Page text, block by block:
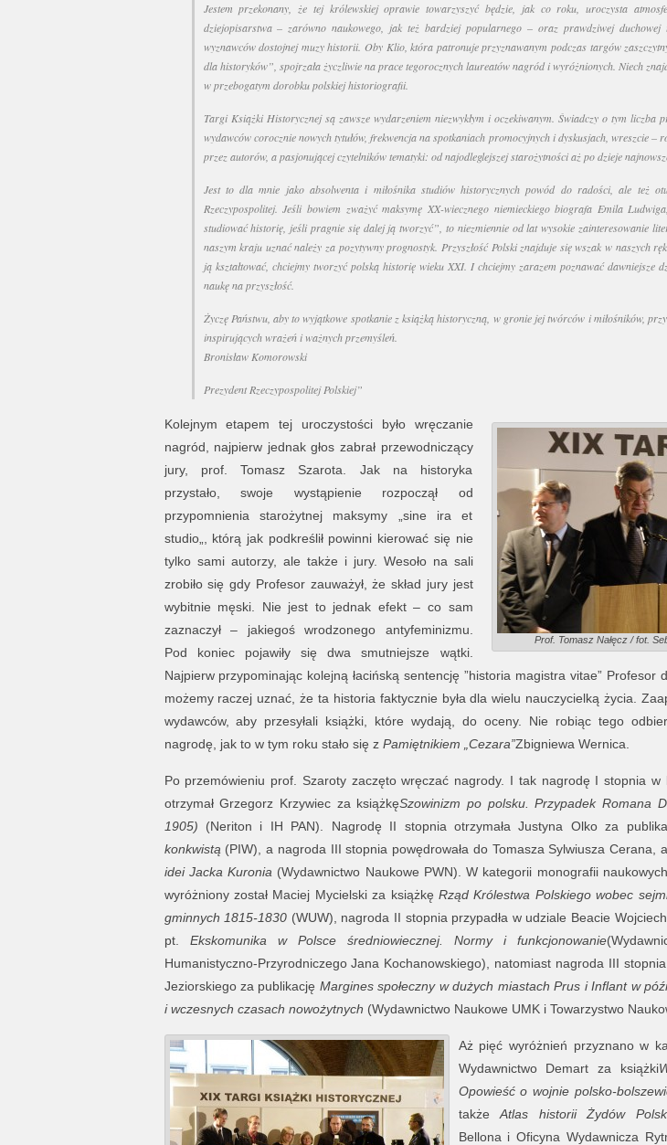
Jestem przekonany, że tej królewskiej oprawie towarzyszyć będzie, jak co roku, uroczysta
dziejopisarstwa – zarówno naukowego, jak też bardziej popularnego – oraz prawdziwej duchowej
wyznawców dostojnej muzy historii. Oby Klio, która patronuje przyznawanym podczas targów
dla historyków”, spojrzała życzliwie na prace tegorocznych laureatów nagród i wyróżnionych. Niech
w przebogatym dorobku polskiej historiografii.
Targi Książki Historycznej są zawsze wydarzeniem niezwykłym i oczekiwanym. Świadczy o tym liczba
wydawców corocznie nowych tytułów, frekwencja na spotkaniach promocyjnych i dyskusjach, wreszcie –
przez autorów, a pasjonującej czytelników tematyki: od najodleglejszej starożytności aż po dzieje
Jest to dla mnie jako absolwenta i miłośnika studiów historycznych powód do radości, ale też
Rzeczypospolitej. Jeśli bowiem zważyć maksymę XX-wiecznego niemieckiego biografa Emila
studiować historię, jeśli pragnie się dalej ją tworzyć”, to niezmiennie od lat wysokie zainteresowanie
naszym kraju uznać należy za pozytywny prognostyk. Przyszłość Polski znajduje się wszak w naszych
ją kształtować, chciejmy tworzyć polską historię wieku XXI. I chciejmy zarazem poznawać dawniejsze
naukę na przyszłość.
Życzę Państwu, aby to wyjątkowe spotkanie z książką historyczną, w gronie jej twórców i miłośników,
inspirujących wrażeń i ważnych przemyśleń.
Bronisław Komorowski
Prezydent Rzeczypospolitej Polskiej”
Prof. Tomasz Nałęcz / fot.
Kolejnym etapem tej uroczystości było wręczanie
nagród, najpierw jednak głos zabrał przewodniczący
jury, prof. Tomasz Szarota. Jak na historyka
przystało, swoje wystąpienie rozpoczął od
przypomnienia starożytnej maksymy „sine ira et
studio„, którą jak podkreślił powinni kierować się nie
tylko sami autorzy, ale także i jury. Wesoło na sali
zrobiło się gdy Profesor zauważył, że skład jury jest
wybitnie męski. Nie jest to jednak efekt – co sam
zaznaczył – jakiegoś wrodzonego antyfeminizmu.
Pod koniec pojawiły się dwa smutniejsze wątki.
Najpierw przypominając kolejną łacińską sentencję ”historia magistra vitae” Profesor
możemy raczej uznać, że ta historia faktycznie była dla wielu nauczycielką życia.
wydawców, aby przesyłali książki, które wydają, do oceny. Nie robiąc tego
nagrodę, jak to w tym roku stało się z Pamiętnikiem „Cezara”Zbigniewa Wernica.
Po przemówieniu prof. Szaroty zaczęto wręczać nagrody. I tak nagrodę I stopnia w
otrzymał Grzegorz Krzywiec za książkęSzowinizm po polsku. Przypadek Romana
1905) (Neriton i IH PAN). Nagrodę II stopnia otrzymała Justyna Olko za
konkwistą (PIW), a nagroda III stopnia powędrowała do Tomasza Sylwiusza Cerana,
idei Jacka Kuronia (Wydawnictwo Naukowe PWN). W kategorii monografii
wyróżniony został Maciej Mycielski za książkę Rząd Królestwa Polskiego wobec
gminnych 1815-1830 (WUW), nagroda II stopnia przypadła w udziale Beacie
pt. Ekskomunika w Polsce średniowiecznej. Normy i funkcjonowanie
Humanistyczno-Przyrodniczego Jana Kochanowskiego), natomiast nagroda III stopnia
Jeziorskiego za publikację Margines społeczny w dużych miastach Prus i Inflant w
i wczesnych czasach nowożytnych (Wydawnictwo Naukowe UMK i Towarzystwo
Aż pięć wyróżnień przyznano w
Wydawnictwo Demart za książki
Opowieść o wojnie polsko-
takżeAtlas historii Żydów
Bellona i Oficyna Wydawnicza